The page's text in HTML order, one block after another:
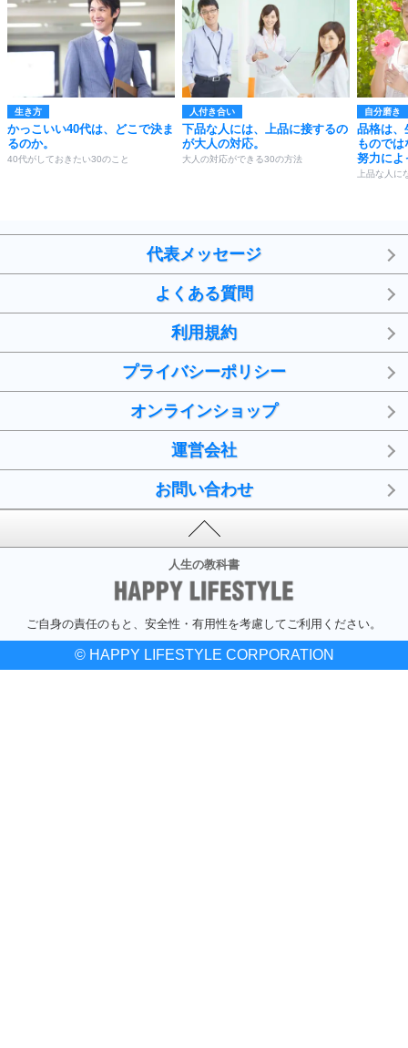
生き方
かっこいい40代は、どこで決ま
るのか。
40代がしておきたい30のこと
人付き合い
下品な人には、上品に接するの
が大人の対応。
大人の対応ができる30の方法
自分磨き
品格は、
ものでは
努力によ
上品な人に
代表メッセージ
よくある質問
利用規約
プライバシーポリシー
オンラインショップ
運営会社
お問い合わせ
人生の教科書
ご自身の責任のもと、安全性・有用性を考慮してご利用ください。
© HAPPY LIFESTYLE CORPORATION